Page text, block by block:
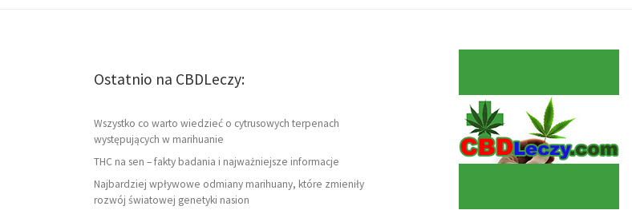
Ostatnio na CBDLeczy:
Wszystko co warto wiedzieć o cytrusowych terpenach
występujących w marihuanie
THC na sen – fakty badania i najważniejsze informacje
Najbardziej wpływowe odmiany marihuany, które zmieniły
rozwój światowej genetyki nasion